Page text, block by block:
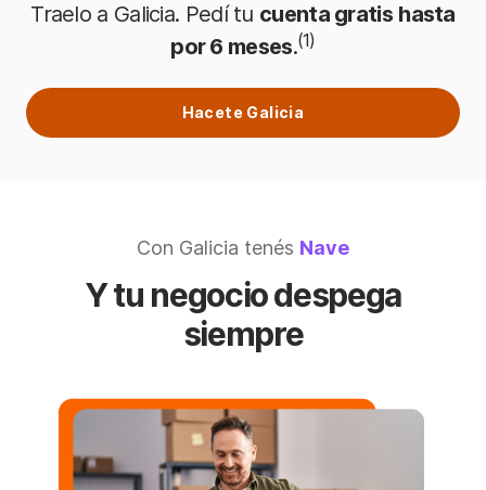
Traelo a Galicia. Pedí tu cuenta gratis hasta
por 6 meses.(1)
Hacete Galicia
Con Galicia tenés Nave
Y tu negocio despega
siempre